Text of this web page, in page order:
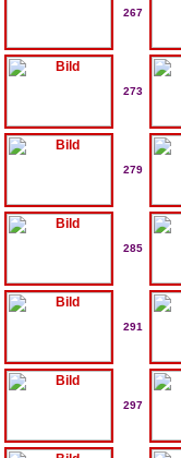
267
273
279
285
291
297